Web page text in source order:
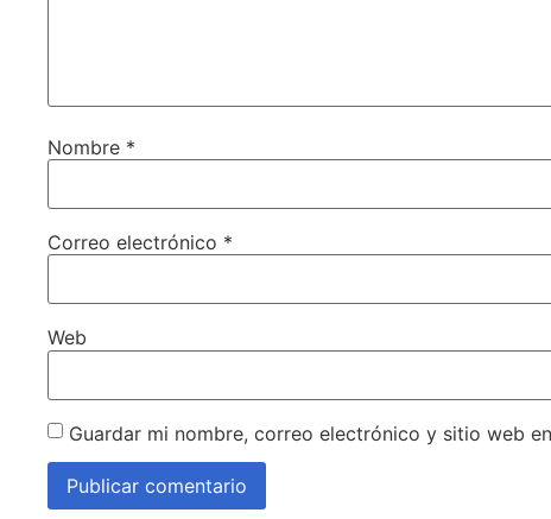
Nombre *
Correo electrónico *
Web
Guardar mi nombre, correo electrónico y sitio web